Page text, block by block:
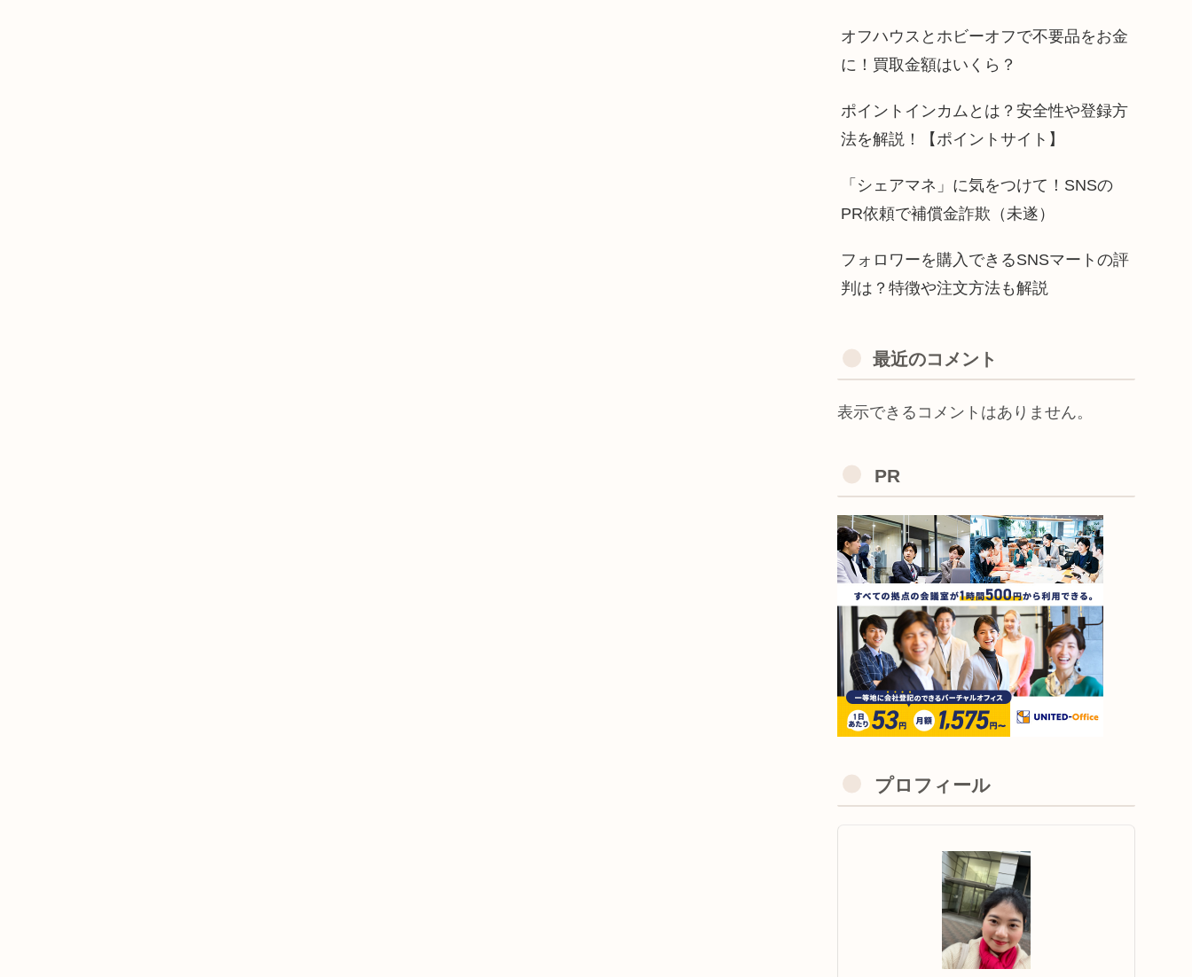
オフハウスとホビーオフで不要品をお金
に！買取金額はいくら？
ポイントインカムとは？安全性や登録方
法を解説！【ポイントサイト】
「シェアマネ」に気をつけて！SNSの
PR依頼で補償金詐欺（未遂）
フォロワーを購入できるSNSマートの評
判は？特徴や注文方法も解説
最近のコメント
表示できるコメントはありません。
PR
プロフィール